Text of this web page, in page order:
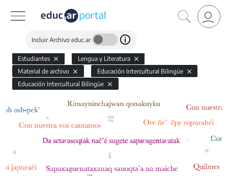
Incluir Archivo educ.ar
Estudiantes
Lengua y Literatura
Material de archivo
Educación Intercultural Bilingüe
Educación Intercultural Bilingüe